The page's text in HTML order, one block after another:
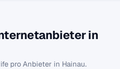
in
pro Anbieter in Hainau.